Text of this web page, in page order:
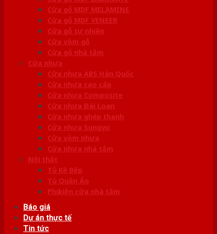
Cửa gỗ MDF MELAMINE
Cửa gỗ MDF VENEER
Cửa gỗ tự nhiên
Cửa vòm gỗ
Cửa gỗ nhà tắm
Cửa nhựa
Cửa nhựa ABS Hàn Quốc
Cửa nhựa cao cấp
Cửa nhựa Composite
Cửa nhựa Đài Loan
Cửa nhựa ghép thanh
Cửa nhựa Sungyu
Cửa vòm nhựa
Cửa nhựa nhà tắm
Nội thất
Tủ Kệ Bếp
Tủ Quần Áo
Phụ kiện cửa nhà tắm
Báo giá
Dự án thực tế
Tin tức